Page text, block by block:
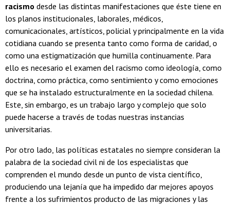
racismo desde las distintas manifestaciones que éste tiene en
los planos institucionales, laborales, médicos,
comunicacionales, artísticos, policial y principalmente en la vida
cotidiana cuando se presenta tanto como forma de caridad, o
como una estigmatización que humilla continuamente. Para
ello es necesario el examen del racismo como ideología, como
doctrina, como práctica, como sentimiento y como emociones
que se ha instalado estructuralmente en la sociedad chilena.
Este, sin embargo, es un trabajo largo y complejo que solo
puede hacerse a través de todas nuestras instancias
universitarias.
Por otro lado, las políticas estatales no siempre consideran la
palabra de la sociedad civil ni de los especialistas que
comprenden el mundo desde un punto de vista científico,
produciendo una lejanía que ha impedido dar mejores apoyos
frente a los sufrimientos producto de las migraciones y las